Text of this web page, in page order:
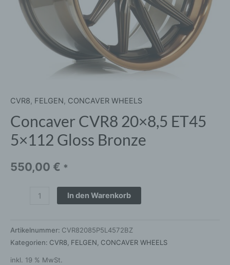
CVR8, FELGEN, CONCAVER WHEELS
Concaver CVR8 20×8,5 ET45
5×112 Gloss Bronze
550,00 € *
In den Warenkorb
Artikelnummer: CVR82085P5L4572BZ
Kategorien: CVR8 FELGEN CONCAVER WHEELS
inkl. 19 % MwSt.